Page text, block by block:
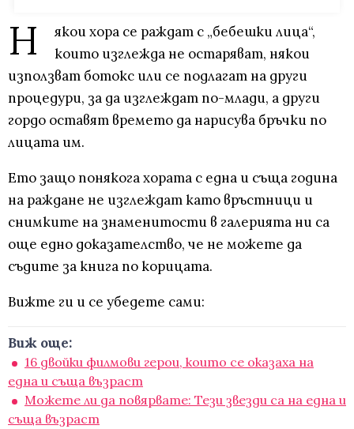
Н
якои хора се раждат с „бебешки лица“,
които изглежда не остаряват, някои
използват ботокс или се подлагат на други
процедури, за да изглеждат по-млади, а други
гордо оставят времето да нарисува бръчки по
лицата им.
Ето защо понякога хората с една и съща година
на раждане не изглеждат като връстници и
снимките на знаменитости в галерията ни са
още едно доказателство, че не можете да
съдите за книга по корицата.
Вижте ги и се убедете сами:
Виж още:
16 двойки филмови герои, които се оказаха на
една и съща възраст
Можете ли да повярвате: Тези звезди са на една и
съща възраст